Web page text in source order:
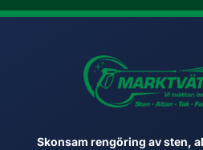
Skonsam rengöring av sten,